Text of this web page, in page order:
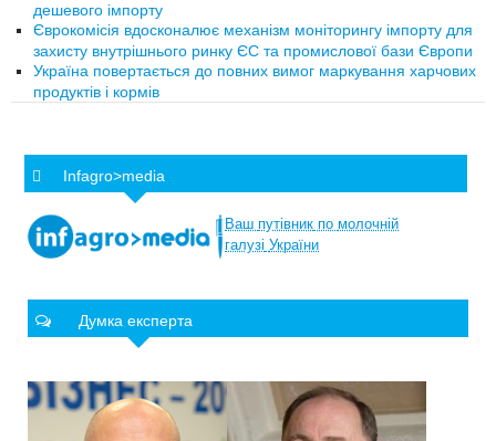
дешевого імпорту
Єврокомісія вдосконалює механізм моніторингу імпорту для
захисту внутрішнього ринку ЄС та промислової бази Європи
Україна повертається до повних вимог маркування харчових
продуктів і кормів
Infagro>media
Ваш путівник по молочній
галузі України
Думка експерта